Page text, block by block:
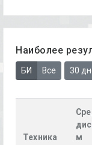
Наиболее
БИ Все 30
Техника
м